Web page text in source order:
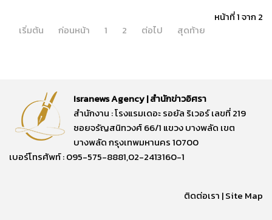
หน้าที่ 1 จาก 2
เริ่มต้น
ก่อนหน้า 1 2 ต่อไป สุดท้าย
Isranews Agency | สำนักข่าวอิศรา
สำนักงาน : โรงแรมเดอะ รอยัล ริเวอร์ เลขที่ 219
ซอยจรัญสนิทวงศ์ 66/1 แขวง บางพลัด เขต
บางพลัด กรุงเทพมหานคร 10700
เบอร์โทรศัพท์ : 095-575-8881,02-2413160-1
ติดต่อเรา |Site Map